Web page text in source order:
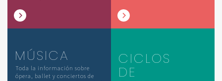
MÚSICA
Toda la información sobre
ópera, ballet y conciertos de
CICLOS
DE